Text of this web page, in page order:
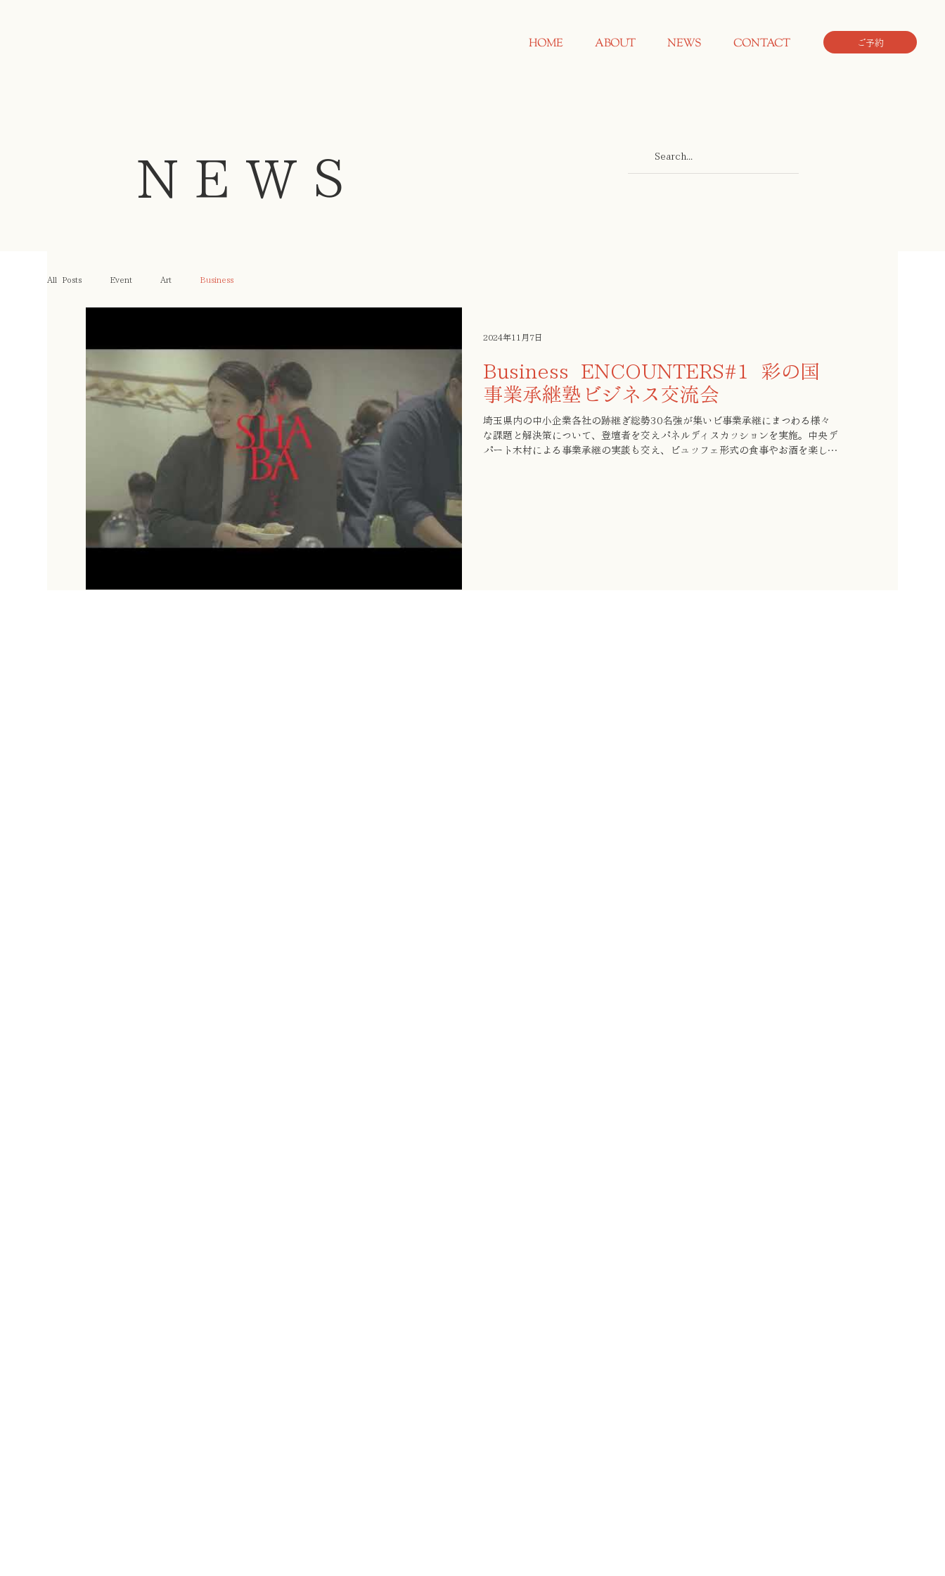
HOME ABOUT NEWS CONTACT ご予約
NEWS
All Posts Event Art Business
Business ENCOUNTERS#1 彩の国
事業承継塾ビジネス交流会
埼玉県内の中小企業各社の跡継ぎ総勢30名強が集いビ事業承継にまつわる様々
な課題と解決策について、登壇者を交えパネルディスカッションを実施。中央デ
パート木村による事業承継の実談も交え、ビュッフェ形式の食事やお酒を楽しみ
2024年11月7日